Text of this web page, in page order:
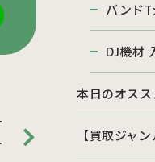
バンド
DJ機材
本日のオスス
【買取ジャ